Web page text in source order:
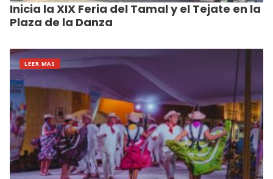
Inicia la XIX Feria del Tamal y el Tejate en la
Plaza de la Danza
LEER MAS